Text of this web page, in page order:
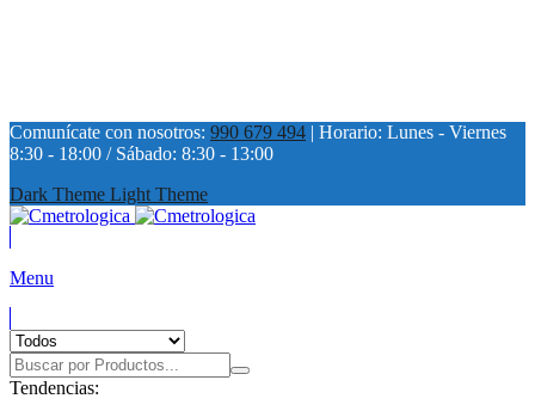
Comunícate con nosotros: 990 679 494 | Horario: Lunes - Viernes
8:30 - 18:00 / Sábado: 8:30 - 13:00
Dark Theme Light Theme
Menu
Tendencias: